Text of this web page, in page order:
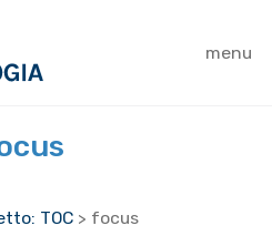
menu
TOC > focus